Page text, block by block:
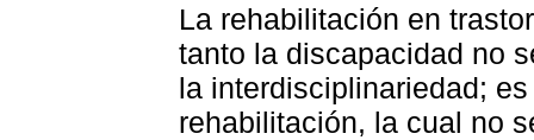
La rehabilitación en
tanto la discapacidad no
la interdisciplinariedad;
rehabilitación, la cual no